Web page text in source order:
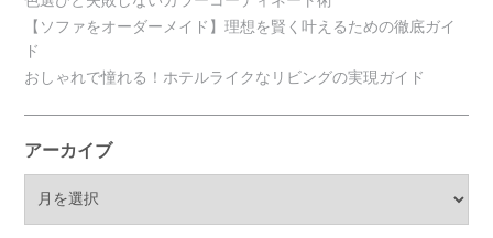
【ソファをオーダーメイド】理想を賢く叶えるための徹底ガイ
ド
おしゃれで憧れる！ホテルライクなリビングの実現ガイド
アーカイブ